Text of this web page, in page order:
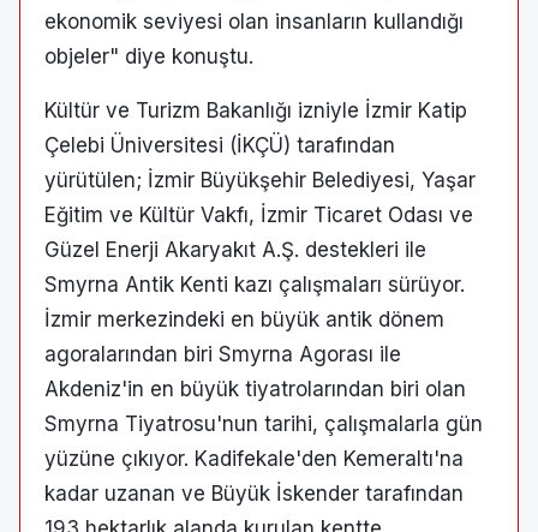
ekonomik seviyesi olan insanların kullandığı
objeler" diye konuştu.
Kültür ve Turizm Bakanlığı izniyle İzmir Katip
Çelebi Üniversitesi (İKÇÜ) tarafından
yürütülen; İzmir Büyükşehir Belediyesi, Yaşar
Eğitim ve Kültür Vakfı, İzmir Ticaret Odası ve
Güzel Enerji Akaryakıt A.Ş. destekleri ile
Smyrna Antik Kenti kazı çalışmaları sürüyor.
İzmir merkezindeki en büyük antik dönem
agoralarından biri Smyrna Agorası ile
Akdeniz'in en büyük tiyatrolarından biri olan
Smyrna Tiyatrosu'nun tarihi, çalışmalarla gün
yüzüne çıkıyor. Kadifekale'den Kemeraltı'na
kadar uzanan ve Büyük İskender tarafından